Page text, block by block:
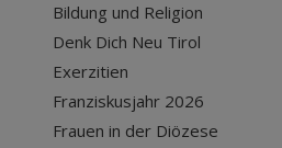
Bildung und Religion
Denk Dich Neu Tirol
Exerzitien
Franziskusjahr 2026
Frauen in der Diözese